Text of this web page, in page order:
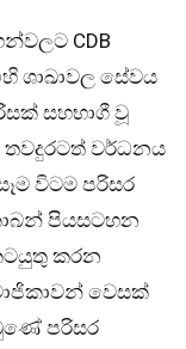
CDB
ශාඛාවල සේවය
සහභාගී වූ
වර්ධනය
විටම පරිසර
පියසටහන
කරන
වෙසක්
පරිසර